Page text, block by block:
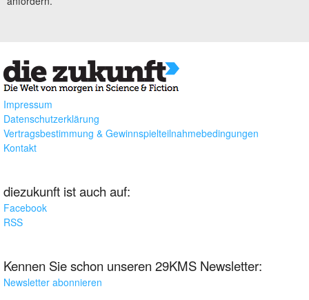
Impressum
Datenschutzerklärung
Vertragsbestimmung & Gewinnspielteilnahmebedingungen
Kontakt
diezukunft ist auch auf:
Facebook
RSS
Kennen Sie schon unseren 29KMS Newsletter:
Newsletter abonnieren